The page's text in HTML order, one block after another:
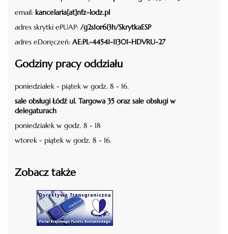
email: kancelaria[at]nfz-lodz.pl
adres skrytki ePUAP: /g2s1or6i3h/SkrytkaESP
adres eDoręczeń: AE:PL-44541-11301-HDVRU-27
Godziny pracy oddziału
poniedziałek - piątek w godz. 8 - 16.
sale obsługi Łódź ul. Targowa 35 oraz sale obsługi w
delegaturach
poniedziałek w godz. 8 - 18
wtorek - piątek w godz. 8 - 16.
Zobacz także
czytaj więcej